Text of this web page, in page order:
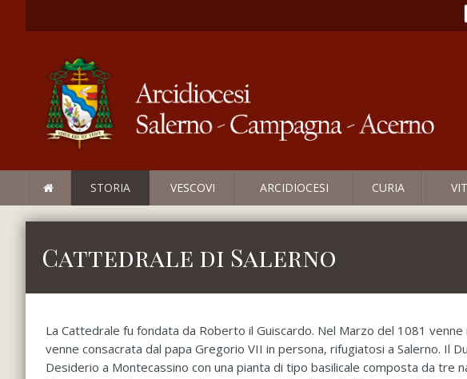
STORIA VESCOVI ARCIDIOCESI CURIA
Cattedrale di Salerno
La Cattedrale fu fondata da Roberto il Guiscardo. Nel Marzo del 1081
venne consacrata dal papa Gregorio VII in persona, rifugiatosi a Salerno. Il
Desiderio a Montecassino con una pianta di tipo basilicale composta da tre